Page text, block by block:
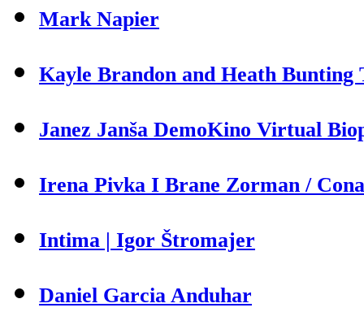
Mark Napier
Kayle Brandon and Heath Bunting
Janez Janša DemoKino Virtual
Irena Pivka I Brane Zorman /
Intima | Igor Štromajer
Daniel Garcia Anduhar